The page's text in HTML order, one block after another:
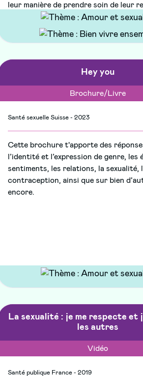
leur manière de prendre soin de leur
Hey you
Brochure/Livre
Santé sexuelle Suisse - 2023
Cette brochure t'apporte des
l’identité et l’expression de genre, les
sentiments, les relations, la sexualité,
contraception, ainsi que sur bien
encore.
La sexualité : je me respecte et
les autres
Vidéo
Santé publique France - 2019